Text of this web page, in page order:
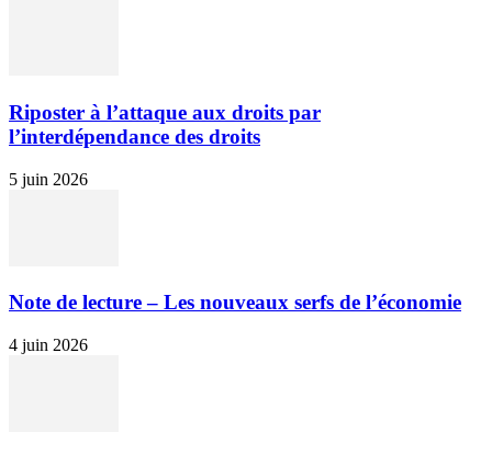
Riposter à l’attaque aux droits par
l’interdépendance des droits
5 juin 2026
Note de lecture – Les nouveaux serfs de l’économie
4 juin 2026